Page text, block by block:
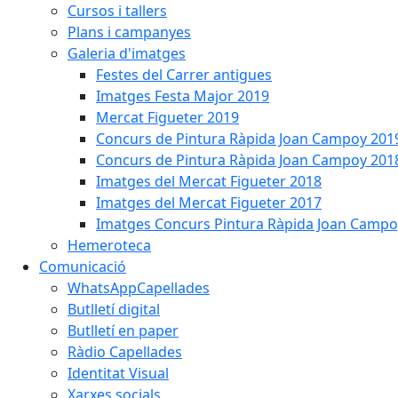
Cursos i tallers
Plans i campanyes
Galeria d'imatges
Festes del Carrer antigues
Imatges Festa Major 2019
Mercat Figueter 2019
Concurs de Pintura Ràpida Joan Campoy
Concurs de Pintura Ràpida Joan Campoy
Imatges del Mercat Figueter 2018
Imatges del Mercat Figueter 2017
Imatges Concurs Pintura Ràpida Joan
Hemeroteca
Comunicació
WhatsAppCapellades
Butlletí digital
Butlletí en paper
Ràdio Capellades
Identitat Visual